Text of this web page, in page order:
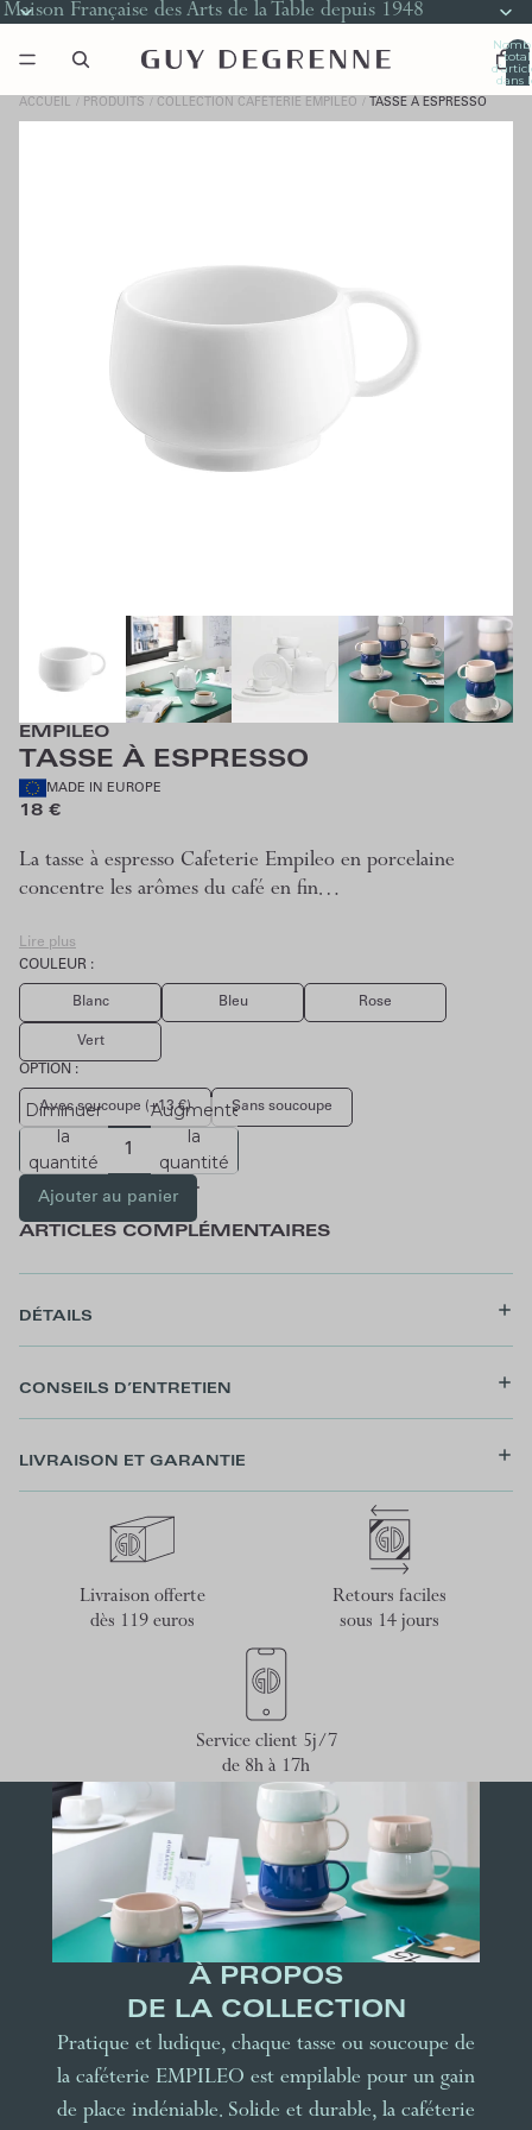
Maison Française des Arts de la Table depuis 1948
total
dans
ACCUEIL PRODUITS COLLECTION CAFÉTERIE EMPILEO TASSE À ESPRESSO
EMPILEO
TASSE À ESPRESSO
MADE IN EUROPE
18 €
La tasse à espresso Cafeterie Empileo en porcelaine
concentre les arômes du café en fin…
Lire plus
COULEUR :
Blanc Bleu Rose
Vert
OPTION :
Avec soucoupe (+13 €) Sans soucoupe
Diminuer
la
quantité
Augmenter
la
quantité
Ajouter au panier
ARTICLES COMPLÉMENTAIRES
DÉTAILS
CONSEILS D’ENTRETIEN
LIVRAISON ET GARANTIE
Livraison offerte
dès 119 euros
Retours faciles
sous 14 jours
Service client 5j/7
de 8h à 17h
À PROPOS
DE LA COLLECTION
Pratique et ludique, chaque tasse ou soucoupe de
la caféterie EMPILEO est empilable pour un gain
de place indéniable. Solide et durable, la caféterie